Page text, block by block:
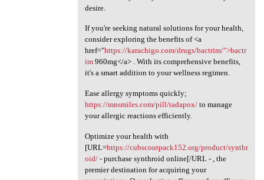
desire.
If you're seeking natural solutions for your health,
consider exploring the benefits of <a
href="https://karachigo.com/drugs/bactrim/">bactr
im960mg</a> . With its comprehensive benefits,
it's a smart addition to your wellness regimen.
Ease allergy symptoms quickly;
https://mnsmiles.com/pill/tadapox/to manage
your allergic reactions efficiently.
Optimize your health with
[URL=https://cubscoutpack152.org/product/synthr
oid/- purchase synthroid online[/URL - , the
premier destination for acquiring your